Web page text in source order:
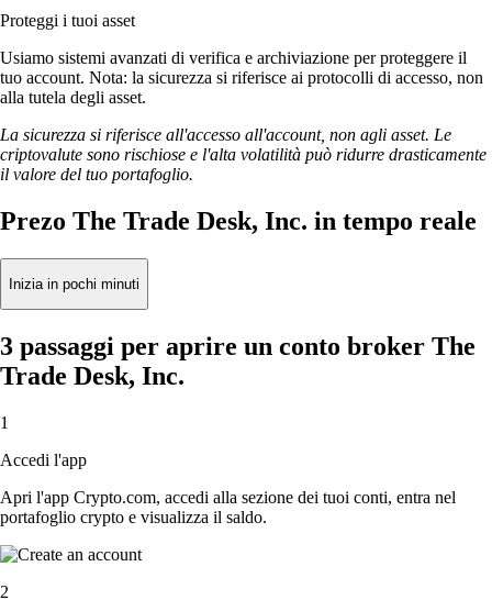
Proteggi i tuoi asset
Usiamo sistemi avanzati di verifica e archiviazione per proteggere il
tuo account. Nota: la sicurezza si riferisce ai protocolli di accesso, non
alla tutela degli asset.
La sicurezza si riferisce all'accesso all'account, non agli asset. Le
criptovalute sono rischiose e l'alta volatilità può ridurre drasticamente
il valore del tuo portafoglio.
Prezo The Trade Desk, Inc. in tempo reale
Inizia in pochi minuti
3 passaggi per aprire un conto broker The
Trade Desk, Inc.
1
Accedi l'app
Apri l'app Crypto.com, accedi alla sezione dei tuoi conti, entra nel
portafoglio crypto e visualizza il saldo.
2